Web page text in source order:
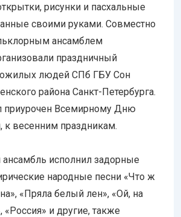
рисунки и пасхальные
своими руками. Совместно
ансамблем
праздничный
людей СПб ГБУ Сон
района Санкт-Петербурга.
приурочен Всемирному Дню
к весенним праздникам.
исполнил задорные
народные песни «Что ж
«Пряла белый лен», «Ой, на
«Россия» и другие, также